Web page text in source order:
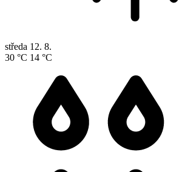
středa 12. 8.
30 °C 14 °C